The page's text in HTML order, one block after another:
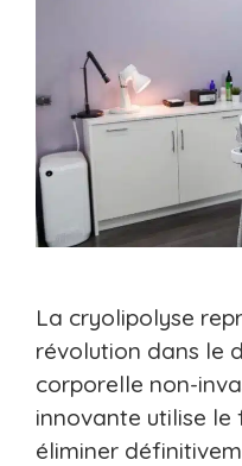
La cryolipolyse
révolution dans le
corporelle non-
innovante utilise
éliminer